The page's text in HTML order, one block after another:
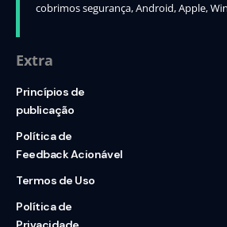
cobrimos segurança, Android, Apple,
Extra
Princípios de
publicação
Política de
Feedback Acionável
Termos de Uso
Política de